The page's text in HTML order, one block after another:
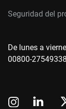
Seguridad del
De lunes a
00800-27549338